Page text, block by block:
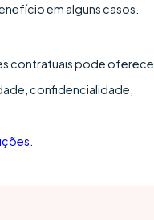
em alguns casos.
contratuais pode
confidencialidade,